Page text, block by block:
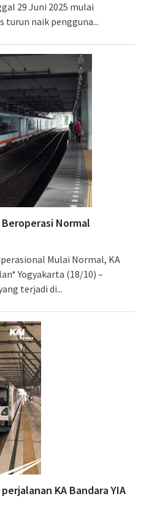
29 Juni 2025 mulai
turun naik pengguna...
Beroperasi Normal
Mulai Normal, KA
Yogyakarta (18/10) –
terjadi di...
KA Bandara YIA